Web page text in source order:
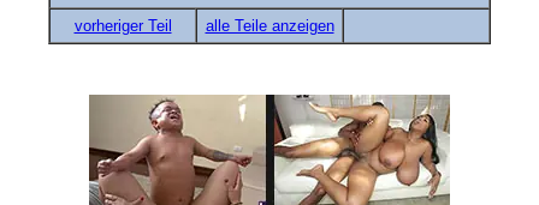
vorheriger Teil
alle Teile anzeigen